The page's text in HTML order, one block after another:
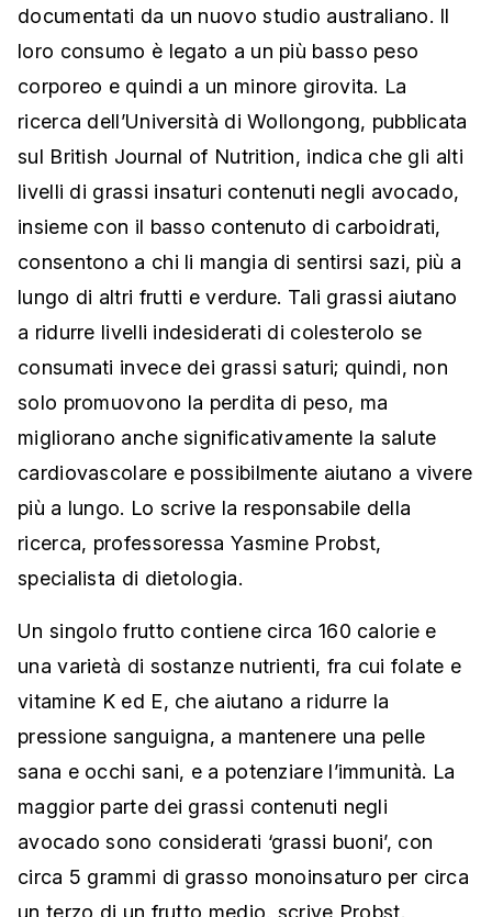
documentati da un nuovo studio australiano. Il
loro consumo è legato a un più basso peso
corporeo e quindi a un minore girovita. La
ricerca dell’Università di Wollongong, pubblicata
sul British Journal of Nutrition, indica che gli alti
livelli di grassi insaturi contenuti negli avocado,
insieme con il basso contenuto di carboidrati,
consentono a chi li mangia di sentirsi sazi, più a
lungo di altri frutti e verdure. Tali grassi aiutano
a ridurre livelli indesiderati di colesterolo se
consumati invece dei grassi saturi; quindi, non
solo promuovono la perdita di peso, ma
migliorano anche significativamente la salute
cardiovascolare e possibilmente aiutano a vivere
più a lungo. Lo scrive la responsabile della
ricerca, professoressa Yasmine Probst,
specialista di dietologia.
Un singolo frutto contiene circa 160 calorie e
una varietà di sostanze nutrienti, fra cui folate e
vitamine K ed E, che aiutano a ridurre la
pressione sanguigna, a mantenere una pelle
sana e occhi sani, e a potenziare l’immunità. La
maggior parte dei grassi contenuti negli
avocado sono considerati ‘grassi buoni’, con
circa 5 grammi di grasso monoinsaturo per circa